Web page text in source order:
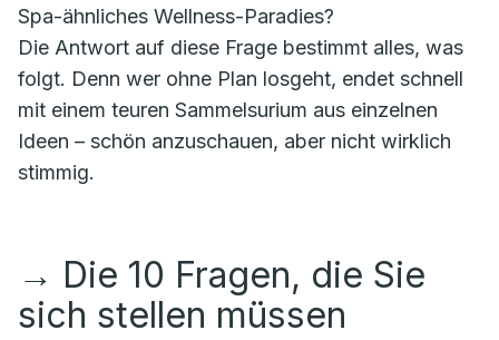
Spa-ähnliches Wellness-Paradies?
Die Antwort auf diese Frage bestimmt alles, was
folgt. Denn wer ohne Plan losgeht, endet schnell
mit einem teuren Sammelsurium aus einzelnen
Ideen – schön anzuschauen, aber nicht wirklich
stimmig.
→ Die 10 Fragen, die Sie
sich stellen müssen